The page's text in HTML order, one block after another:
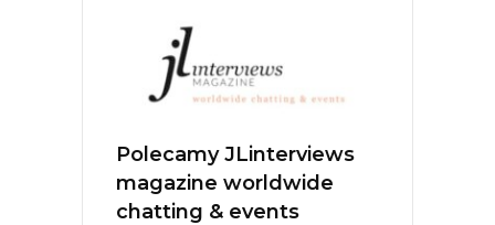
Polecamy JLinterviews
magazine worldwide
chatting & events